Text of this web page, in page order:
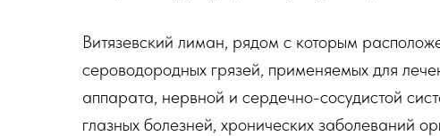
Витязевский лиман, рядом с которым
сероводородных грязей, применяемых для
аппарата, нервной и сердечно-сосудистой
глазных болезней, хронических заболеваний